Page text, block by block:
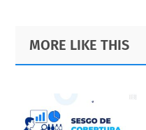
Primary
Sidebar
Footer
MORE LIKE THIS